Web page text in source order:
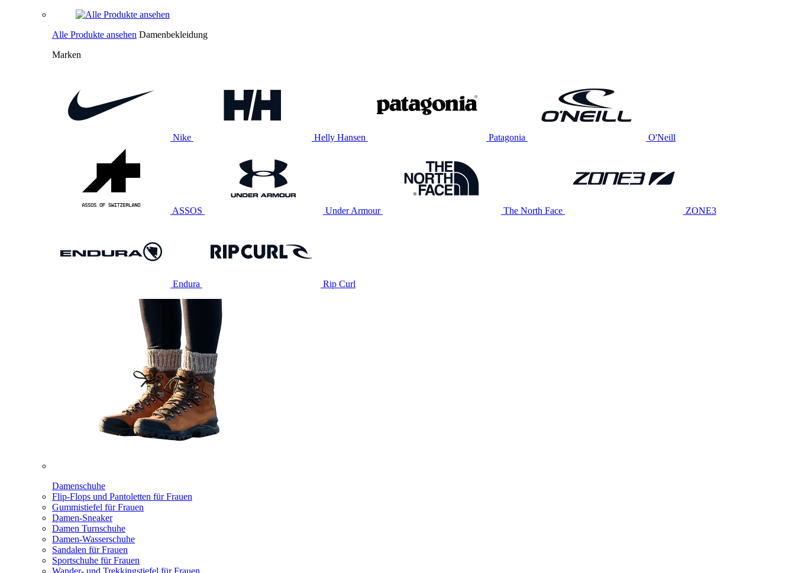
Alle Produkte ansehen Damenbekleidung
Marken
Nike Helly Hansen Patagonia O'Neill
ASSOS Under Armour The North Face ZONE3
Endura Rip Curl
Damenschuhe
Flip-Flops und Pantoletten für Frauen
Gummistiefel für Frauen
Damen-Sneaker
Damen Turnschuhe
Damen-Wasserschuhe
Sandalen für Frauen
Sportschuhe für Frauen
Wander- und Trekkingstiefel für Frauen